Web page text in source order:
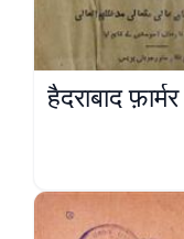
हैदराबाद फ़ार्मर